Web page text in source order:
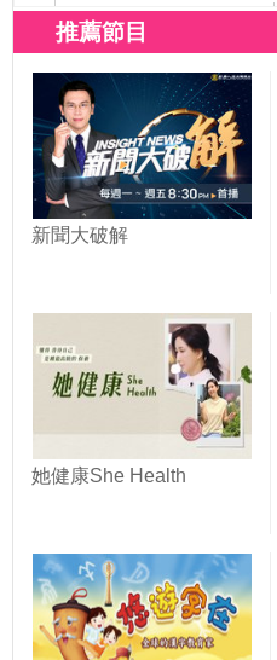
推薦節目
新聞大破解
她健康She Health